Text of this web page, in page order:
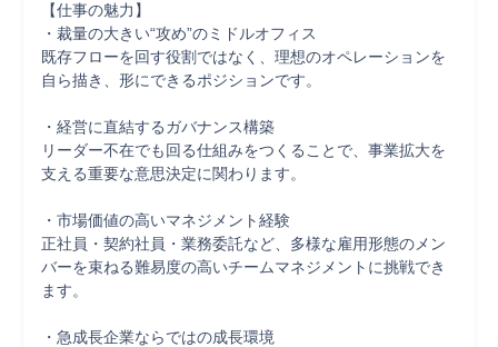
【仕事の魅力】
・裁量の大きい“攻め”のミドルオフィス
既存フローを回す役割ではなく、理想のオペレーションを
自ら描き、形にできるポジションです。
・経営に直結するガバナンス構築
リーダー不在でも回る仕組みをつくることで、事業拡大を
支える重要な意思決定に関わります。
・市場価値の高いマネジメント経験
正社員・契約社員・業務委託など、多様な雇用形態のメン
バーを束ねる難易度の高いチームマネジメントに挑戦でき
ます。
・急成長企業ならではの成長環境